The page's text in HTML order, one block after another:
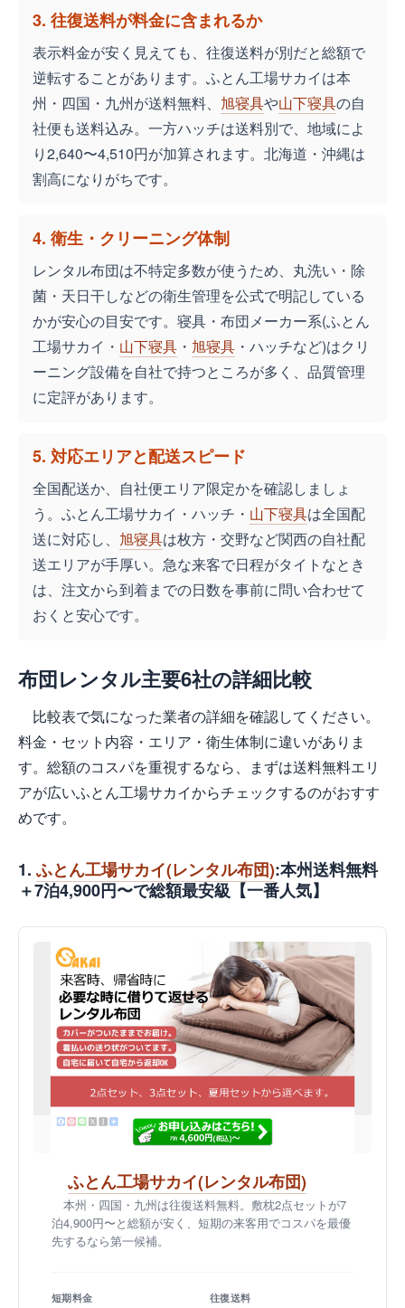
3. 往復送料が料金に含まれるか
表示料金が安く見えても、往復送料が別だと総額で
逆転することがあります。ふとん工場サカイは本
州・四国・九州が送料無料、 旭寝具や山下寝具の自
社便も送料込み。一方ハッチは送料別で、地域によ
り2,640〜4,510円が加算されます。北海道・沖縄は
割高になりがちです。
4. 衛生・クリーニング体制
レンタル布団は不特定多数が使うため、丸洗い・除
菌・天日干しなどの衛生管理を公式で明記している
かが安心の目安です。寝具・布団メーカー系(ふとん
工場サカイ・ 山下寝具 ・ 旭寝具 ・ハッチなど)はクリ
ーニング設備を自社で持つところが多く、品質管理
に定評があります。
5. 対応エリアと配送スピード
全国配送か、自社便エリア限定かを確認しましょ
う。ふとん工場サカイ・ハッチ・ 山下寝具は全国配
送に対応し、 旭寝具は枚方・交野など関西の自社配
送エリアが手厚い。急な来客で日程がタイトなとき
は、注文から到着までの日数を事前に問い合わせて
おくと安心です。
布団レンタル主要6社の詳細比較
比較表で気になった業者の詳細を確認してください。
料金・セット内容・エリア・衛生体制に違いがありま
す。総額のコスパを重視するなら、まずは送料無料エリ
アが広いふとん工場サカイからチェックするのがおすす
めです。
1. ふとん工場サカイ(レンタル布団):本州送料無料
＋7泊4,900円〜で総額最安級【一番人気】
ふとん工場サカイ(レンタル布団)
本州・四国・九州は往復送料無料。敷枕2点セットが7
泊4,900円〜と総額が安く、短期の来客用でコスパを最優
先するなら第一候補。
短期料金 往復送料